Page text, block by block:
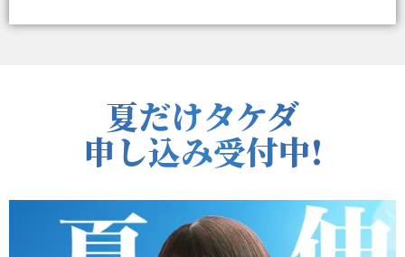
夏だけタケダ
申し込み受付中!